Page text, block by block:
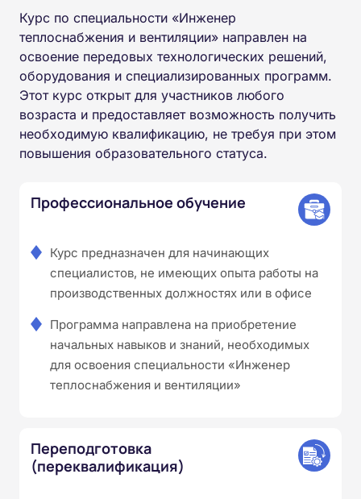
Курс по специальности «Инженер
теплоснабжения и вентиляции» направлен на
освоение передовых технологических решений,
оборудования и специализированных программ.
Этот курс открыт для участников любого
возраста и предоставляет возможность получить
необходимую квалификацию, не требуя при этом
повышения образовательного статуса.
Профессиональное обучение
Курс предназначен для начинающих
специалистов, не имеющих опыта работы на
производственных должностях или в офисе
Программа направлена на приобретение
начальных навыков и знаний, необходимых
для освоения специальности «Инженер
теплоснабжения и вентиляции»
Переподготовка
(переквалификация)